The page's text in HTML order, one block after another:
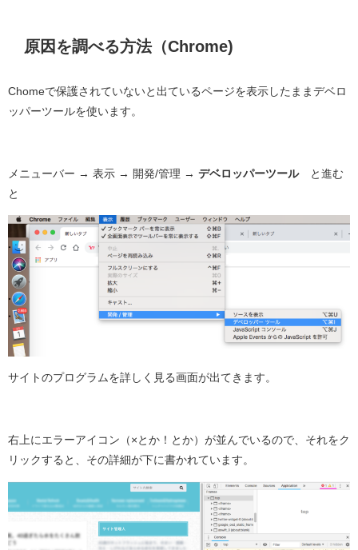
原因を調べる方法（Chrome)
Chomeで保護されていないと出ているページを表示したままデベロ
ッパーツールを使います。
メニューバー → 表示 → 開発/管理 → デベロッパーツールと進む
と
サイトのプログラムを詳しく見る画面が出てきます。
右上にエラーアイコン（×とか！とか）が並んでいるので、それをク
リックすると、その詳細が下に書かれています。